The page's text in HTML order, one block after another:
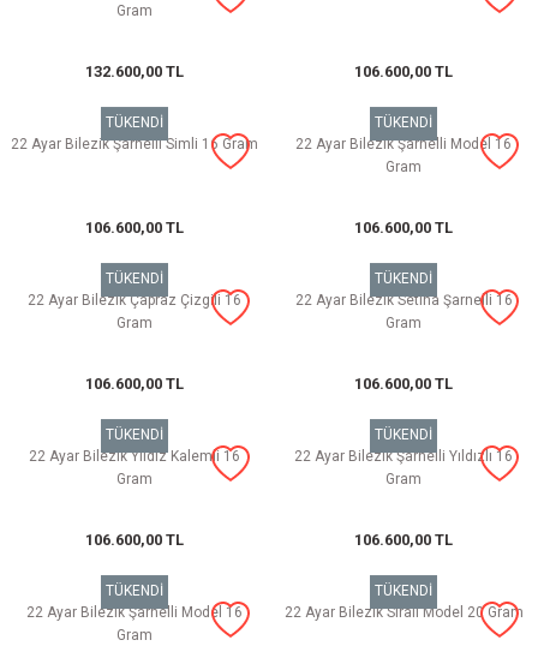
Gram
132.600,00 TL 106.600,00 TL
TÜKENDİ
22 Ayar Bilezik Şarnelli Simli 16 Gram
106.600,00 TL
TÜKENDİ
22 Ayar Bilezik Şarnelli Model 16
Gram
106.600,00 TL
TÜKENDİ
22 Ayar Bilezik Çapraz Çizgili 16
Gram
106.600,00 TL
TÜKENDİ
22 Ayar Bilezik Setina Şarnelli 16
Gram
106.600,00 TL
TÜKENDİ
22 Ayar Bilezik Yıldız Kalemli 16
Gram
106.600,00 TL
TÜKENDİ
22 Ayar Bilezik Şarnelli Yıldızlı 16
Gram
106.600,00 TL
TÜKENDİ
22 Ayar Bilezik Şarnelli Model 16
Gram
TÜKENDİ
22 Ayar Bilezik Sıralı Model 20 Gram